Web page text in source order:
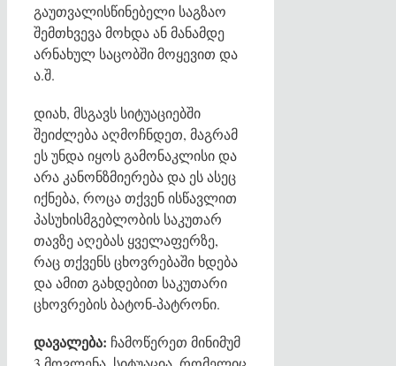
გაუთვალისწინებელი საგზაო
შემთხვევა მოხდა ან მანამდე
არნახულ საცობში მოყევით და
ა.შ.
დიახ, მსგავს სიტუაციებში
შეიძლება აღმოჩნდეთ, მაგრამ
ეს უნდა იყოს გამონაკლისი და
არა კანონზმიერება და ეს ასეც
იქნება, როცა თქვენ ისწავლით
პასუხისმგებლობის საკუთარ
თავზე აღებას ყველაფერზე,
რაც თქვენს ცხოვრებაში ხდება
და ამით გახდებით საკუთარი
ცხოვრების ბატონ-პატრონი.
დავალება: ჩამოწერეთ მინიმუმ